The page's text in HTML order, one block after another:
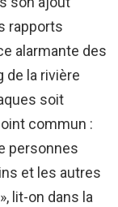
rapports
alarmante des
de la rivière
soit
commun :
personnes
et les autres
lit-on dans la